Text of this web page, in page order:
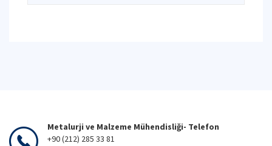
Metalurji ve Malzeme Mühendisliği- Telefon
+90 (212) 285 33 81